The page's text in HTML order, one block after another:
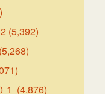
(5,392)
(5,268)
１ (4,876)